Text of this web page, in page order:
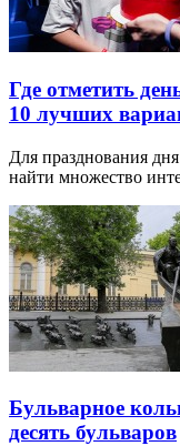
Где отметить
10 лучших
Для празднования
найти множество
Бульварное
десять бульваров